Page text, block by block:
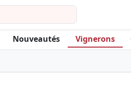
Nouveautés Vignerons